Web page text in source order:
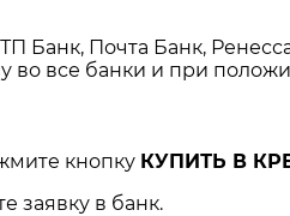
Банк, Почта Банк,
во все банки и при
кнопку КУПИТЬ В
заявку в банк.